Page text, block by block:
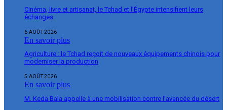
Cinéma, livre et artisanat, le Tchad et l’Égypte intensifient leurs
échanges
6 AOÛT 2026
En savoir plus
Agriculture : le Tchad reçoit de nouveaux équipements chinois pour
moderniser la production
5 AOÛT 2026
En savoir plus
M. Keda Bala appelle à une mobilisation contre l’avancée du désert